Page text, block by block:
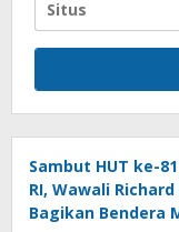
Sambut HUT ke-
RI, Wawali
Bagikan Bendera